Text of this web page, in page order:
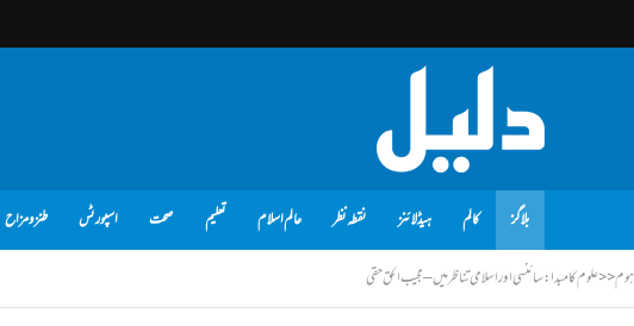
بلاگز کالم ہیڈلائنز نقطہ نظر عالم اسلام تعلیم صحت اسپورٹس طنز و مزاح
ہوم<<علوم کا مبدا: سائنسی اور اسلامی تناظر میں – مجیب الحق حقی